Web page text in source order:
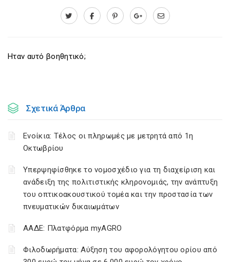
Ηταν αυτό βοηθητικό;
Σχετικά Άρθρα
Ενοίκια: Τέλος οι πληρωμές με μετρητά από 1η
Οκτωβρίου
Υπερψηφίσθηκε το νομοσχέδιο για τη διαχείριση και
ανάδειξη της πολιτιστικής κληρονομιάς, την ανάπτυξη
του οπτικοακουστικού τομέα και την προστασία των
πνευματικών δικαιωμάτων
ΑΑΔΕ: Πλατφόρμα myAGRO
Φιλοδωρήματα: Αύξηση του αφορολόγητου ορίου από